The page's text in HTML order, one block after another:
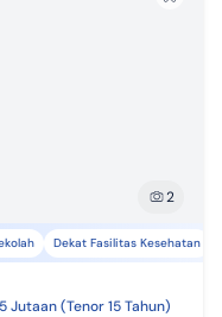
2
Dekat Fasilitas Kesehatan
Jutaan (Tenor 15 Tahun)